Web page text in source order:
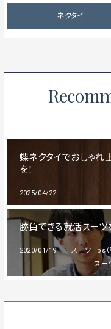
ネクタイ
蝶ネクタイでおしゃれ
を！
2025/04/22
勝負できる就活スーツ
2020/01/19
スーツTips（
スー